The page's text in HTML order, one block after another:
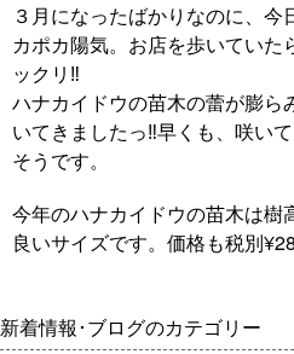
３月になったばかりなのに、今
カポカ陽気。お店を歩いていた
ックリ‼︎
ハナカイドウの苗木の蕾が膨ら
いてきましたっ‼︎早くも、咲い
そうです。
今年のハナカイドウの苗木は樹
良いサイズです。価格も税別
新着情報･ブログのカテゴリー